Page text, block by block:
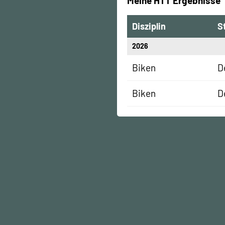
Disziplin
2026
Biken
Biken